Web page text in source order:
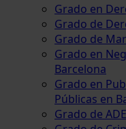
Grado en
Grado de
Grado de
Grado en
Barcelona
Grado en
Públicas en
Grado de